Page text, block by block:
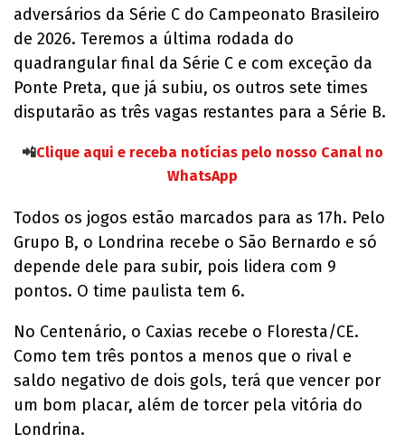
adversários da Série C do Campeonato Brasileiro
de 2026. Teremos a última rodada do
quadrangular final da Série C e com exceção da
Ponte Preta, que já subiu, os outros sete times
disputarão as três vagas restantes para a Série B.
📲Clique aqui e receba notícias pelo nosso Canal no
WhatsApp
Todos os jogos estão marcados para as 17h. Pelo
Grupo B, o Londrina recebe o São Bernardo e só
depende dele para subir, pois lidera com 9
pontos. O time paulista tem 6.
No Centenário, o Caxias recebe o Floresta/CE.
Como tem três pontos a menos que o rival e
saldo negativo de dois gols, terá que vencer por
um bom placar, além de torcer pela vitória do
Londrina.